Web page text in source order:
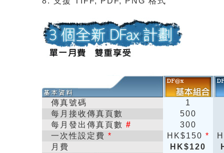
傳真號碼
1
每月接收傳真頁數
500
每月發出傳真頁數 #
300
一次性設定費 * HK$150 *
月費
HK$120